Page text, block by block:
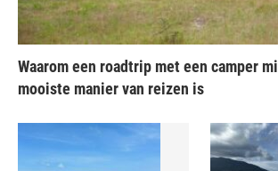
Waarom een roadtrip met een camper
mooiste manier van reizen is